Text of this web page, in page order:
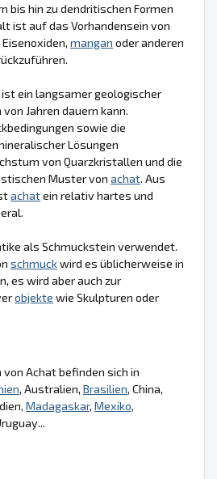
bis hin zu dendritischen Formen
ist auf das Vorhandensein von
mangan oder anderen
ist ein langsamer geologischer
Jahren dauern kann.
sowie die
Lösungen
von Quarzkristallen und die
Muster von achat. Aus
achatein relativ hartes und
als Schmuckstein verwendet.
schmuckwird es üblicherweise in
es wird aber auch zur
objekte wie Skulpturen oder
Achat befinden sich in
, Australien, Brasilien, China,
Madagaskar, Mexiko,